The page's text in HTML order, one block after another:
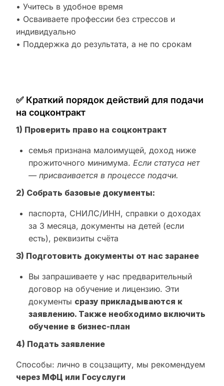
• Учитесь в удобное время
• Осваиваете профессии без стрессов и
индивидуально
• Поддержка до результата, а не по срокам
✅ Краткий порядок действий для подачи
на соцконтракт
1) Проверить право на соцконтракт
семья признана малоимущей, доход ниже
прожиточного минимума. Если статуса нет
— присваивается в процессе подачи.
2) Собрать базовые документы:
паспорта, СНИЛС/ИНН, справки о доходах
за 3 месяца, документы на детей (если
есть), реквизиты счёта
3) Подготовить документы от нас заранее
Вы запрашиваете у нас предварительный
договор на обучение и лицензию. Эти
документы сразу прикладываются к
заявлению. Также необходимо включить
обучение в бизнес-план
4) Подать заявление
Способы: лично в соцзащиту, мы рекомендуем
через МФЦ или Госуслуги